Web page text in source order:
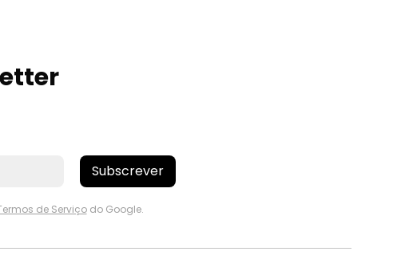
Subscrever
de Serviçodo Google.